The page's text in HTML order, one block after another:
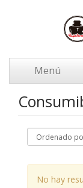
Menú
No hay